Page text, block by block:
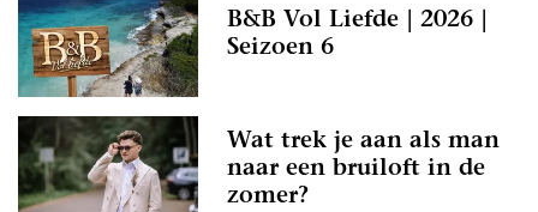
B&B Vol Liefde | 2026 |
Seizoen 6
Wat trek je aan als man
naar een bruiloft in de
zomer?